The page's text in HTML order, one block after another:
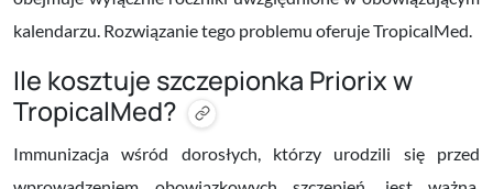
kalendarzu. Rozwiązanie tego problemu oferuje TropicalMed.
Ile kosztuje szczepionka Priorix w
TropicalMed?
Immunizacja wśród dorosłych, którzy urodzili się przed